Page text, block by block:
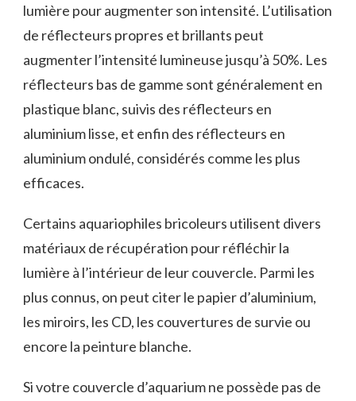
lumière pour augmenter son intensité. L’utilisation
de réflecteurs propres et brillants peut
augmenter l’intensité lumineuse jusqu’à 50%. Les
réflecteurs bas de gamme sont généralement en
plastique blanc, suivis des réflecteurs en
aluminium lisse, et enfin des réflecteurs en
aluminium ondulé, considérés comme les plus
efficaces.
Certains aquariophiles bricoleurs utilisent divers
matériaux de récupération pour réfléchir la
lumière à l’intérieur de leur couvercle. Parmi les
plus connus, on peut citer le papier d’aluminium,
les miroirs, les CD, les couvertures de survie ou
encore la peinture blanche.
Si votre couvercle d’aquarium ne possède pas de